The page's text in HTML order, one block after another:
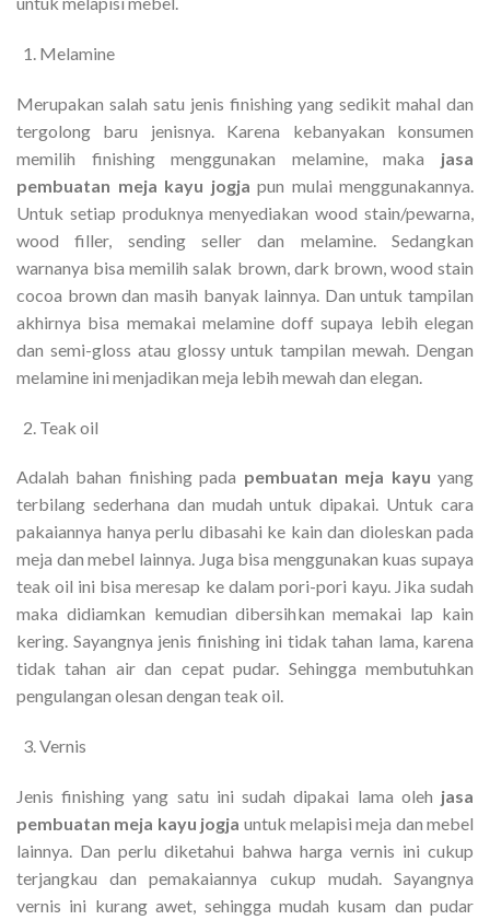
Melamine
Merupakan salah satu jenis finishing yang sedikit mahal dan
tergolong baru jenisnya. Karena kebanyakan konsumen
memilih finishing menggunakan melamine, maka jasa
pembuatan meja kayu jogja pun mulai menggunakannya.
Untuk setiap produknya menyediakan wood stain/pewarna,
wood filler, sending seller dan melamine. Sedangkan
warnanya bisa memilih salak brown, dark brown, wood stain
cocoa brown dan masih banyak lainnya. Dan untuk tampilan
akhirnya bisa memakai melamine doff supaya lebih elegan
dan semi-gloss atau glossy untuk tampilan mewah. Dengan
melamine ini menjadikan meja lebih mewah dan elegan.
Teak oil
Adalah bahan finishing pada pembuatan meja kayu yang
terbilang sederhana dan mudah untuk dipakai. Untuk cara
pakaiannya hanya perlu dibasahi ke kain dan dioleskan pada
meja dan mebel lainnya. Juga bisa menggunakan kuas supaya
teak oil ini bisa meresap ke dalam pori-pori kayu. Jika sudah
maka didiamkan kemudian dibersihkan memakai lap kain
kering. Sayangnya jenis finishing ini tidak tahan lama, karena
tidak tahan air dan cepat pudar. Sehingga membutuhkan
pengulangan olesan dengan teak oil.
Vernis
Jenis finishing yang satu ini sudah dipakai lama oleh jasa
pembuatan meja kayu jogja untuk melapisi meja dan mebel
lainnya. Dan perlu diketahui bahwa harga vernis ini cukup
terjangkau dan pemakaiannya cukup mudah. Sayangnya
vernis ini kurang awet, sehingga mudah kusam dan pudar